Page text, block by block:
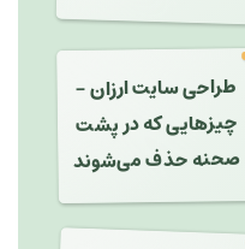
طراحی سایت ارزان -
چیزهایی که در پشت
صحنه حذف می‌شوند